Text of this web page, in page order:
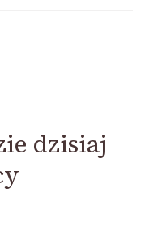
dzisiaj